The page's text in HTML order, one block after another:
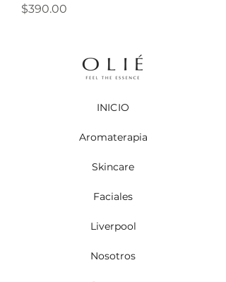
Precio
$390.00
INICIO
Aromaterapia
Skincare
Faciales
Liverpool
Nosotros